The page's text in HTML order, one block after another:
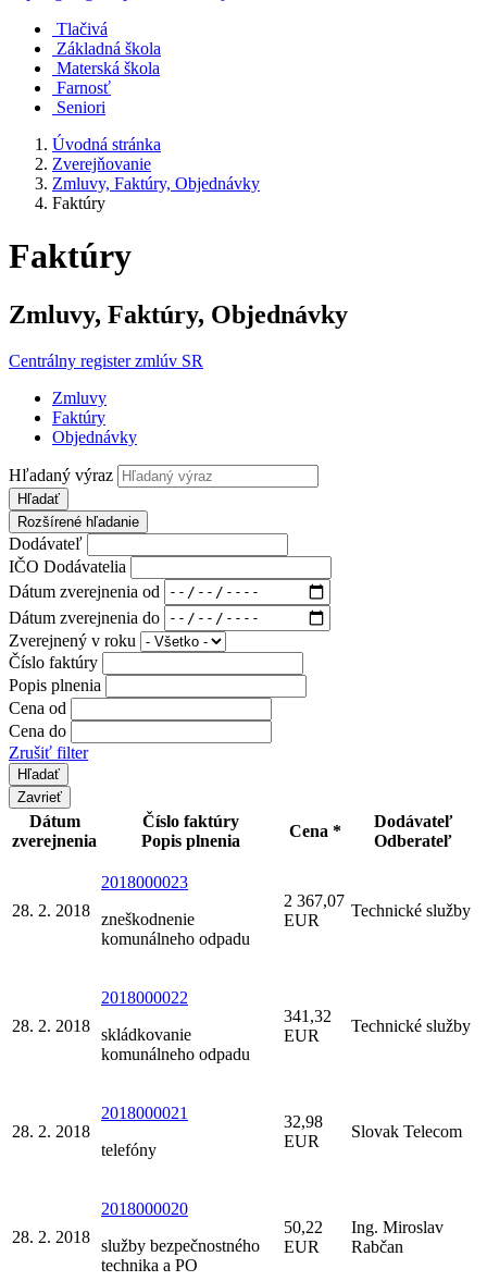
Tlačivá
Základná škola
Materská škola
Farnosť
Seniori
Úvodná stránka
Zverejňovanie
Zmluvy, Faktúry, Objednávky
Faktúry
Faktúry
Zmluvy, Faktúry, Objednávky
Centrálny register zmlúv SR
Zmluvy
Faktúry
Objednávky
Hľadaný výraz
Hľadať
Rozšírené hľadanie
Dodávateľ
IČO Dodávatelia
Dátum zverejnenia od
Dátum zverejnenia do
Zverejnený v roku
Číslo faktúry
Popis plnenia
Cena od
Cena do
Zrušiť filter
Zavrieť
Dátum
zverejnenia
Číslo faktúry
Popis plnenia
Cena *
Dodávateľ
Odberateľ
28. 2. 2018
2018000023
zneškodnenie
komunálneho odpadu
2 367,07
EUR
Technické služby
28. 2. 2018
2018000022
skládkovanie
komunálneho odpadu
341,32
EUR
Technické služby
28. 2. 2018
2018000021
telefóny
32,98
EUR
Slovak Telecom
28. 2. 2018
2018000020
služby bezpečnostného
technika a PO
50,22
EUR
Ing. Miroslav
Rabčan